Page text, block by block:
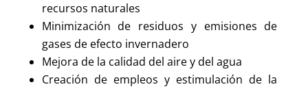
recursos naturales
Minimización de residuos y emisiones de
gases de efecto invernadero
Mejora de la calidad del aire y del agua
Creación de empleos y estimulación de la